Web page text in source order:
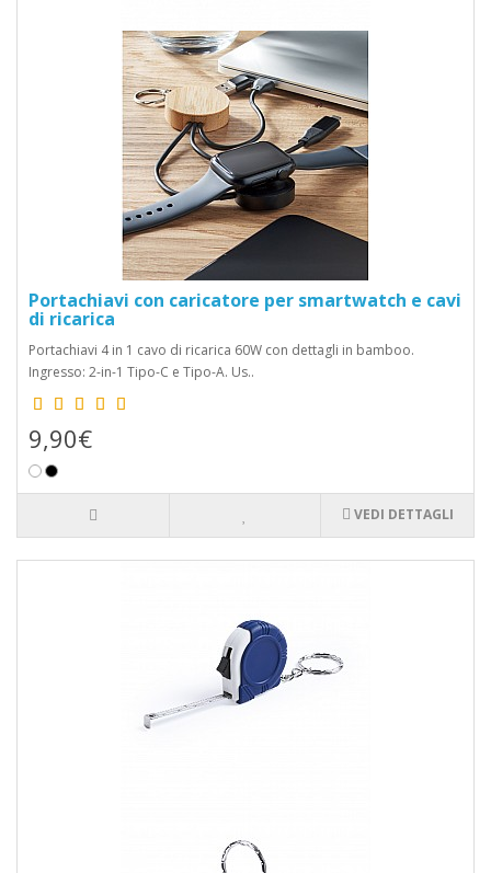
Portachiavi con caricatore per smartwatch e cavi
di ricarica
Portachiavi 4 in 1 cavo di ricarica 60W con dettagli in bamboo.
Ingresso: 2-in-1 Tipo-C e Tipo-A. Us..
9,90€
VEDI DETTAGLI